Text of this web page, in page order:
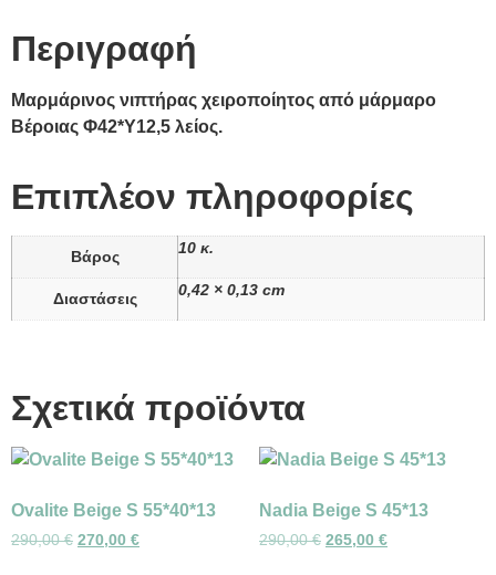
Περιγραφή
Μαρμάρινος νιπτήρας χειροποίητος από μάρμαρο
Βέροιας Φ42*Υ12,5 λείος.
Επιπλέον πληροφορίες
Βάρος 10 κ.
Διαστάσεις 0,42 × 0,13 cm
Σχετικά προϊόντα
Ovalite Beige S 55*40*13
290,00€ 270,00 €
Nadia Beige S 45*13
290,00€ 265,00 €